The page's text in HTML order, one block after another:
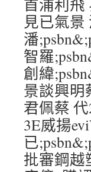
首浦利飛
見已氣景
潘
智羅
創緯
景談興明
君佩蔡
3E威揚
已
批審鋼越